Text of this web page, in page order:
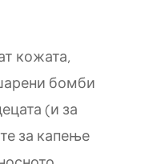
кожата,
бомби
(и за
за капење